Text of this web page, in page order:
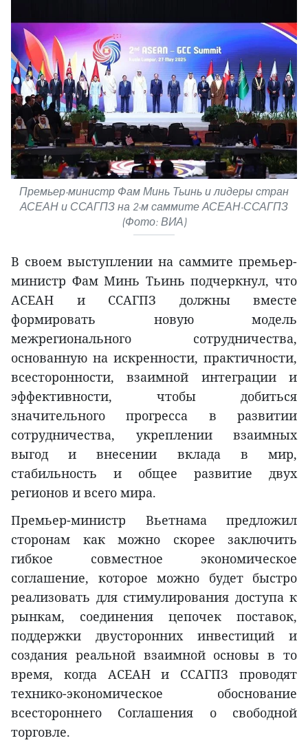
Премьер-министр Фам Минь Тьинь и лидеры стран
АСЕАН и ССАГПЗ на 2-м саммите АСЕАН-ССАГПЗ
(Фото: ВИА)
В своем выступлении на саммите премьер-
министр Фам Минь Тьинь подчеркнул, что
АСЕАН и ССАГПЗ должны вместе
формировать новую модель
межрегионального сотрудничества,
основанную на искренности, практичности,
всесторонности, взаимной интеграции и
эффективности, чтобы добиться
значительного прогресса в развитии
сотрудничества, укреплении взаимных
выгод и внесении вклада в мир,
стабильность и общее развитие двух
регионов и всего мира.
Премьер-министр Вьетнама предложил
сторонам как можно скорее заключить
гибкое совместное экономическое
соглашение, которое можно будет быстро
реализовать для стимулирования доступа к
рынкам, соединения цепочек поставок,
поддержки двусторонних инвестиций и
создания реальной взаимной основы в то
время, когда АСЕАН и ССАГПЗ проводят
технико-экономическое обоснование
всестороннего Соглашения о свободной
торговле.